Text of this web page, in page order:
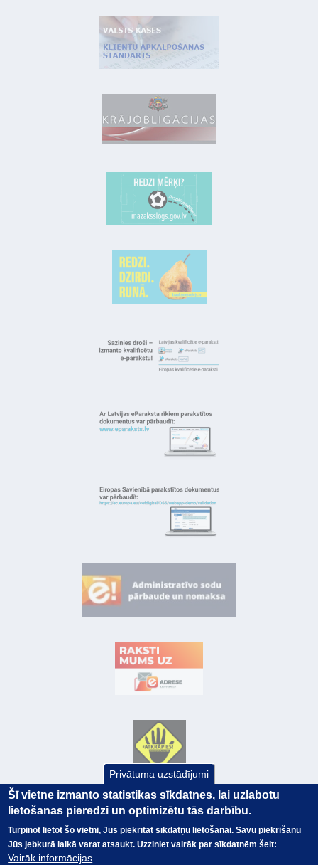
Privātuma uzstādījumi
Šī vietne izmanto statistikas sīkdatnes, lai uzlabotu
lietošanas pieredzi un optimizētu tās darbību.
Turpinot lietot šo vietni, Jūs piekrītat sīkdatņu lietošanai. Savu piekrišanu
Jūs jebkurā laikā varat atsaukt. Uzziniet vairāk par sīkdatnēm šeit:
Vairāk informācijas